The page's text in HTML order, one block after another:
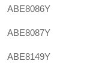
ABE8086Y
ABE8087Y
ABE8149Y